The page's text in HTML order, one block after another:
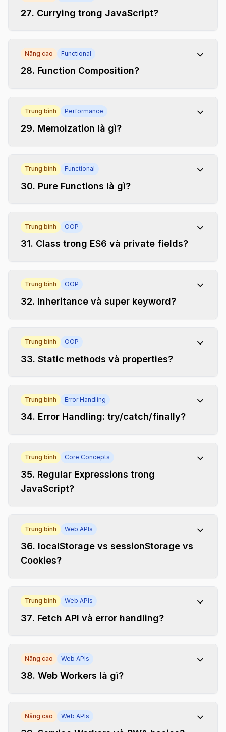
27. Currying trong JavaScript?
Nâng cao Functional
28. Function Composition?
Trung bình Performance
29. Memoization là gì?
Trung bình Functional
30. Pure Functions là gì?
Trung bình OOP
31. Class trong ES6 và private fields?
Trung bình OOP
32. Inheritance và super keyword?
Trung bình OOP
33. Static methods và properties?
Trung bình Error Handling
34. Error Handling: try/catch/finally?
Trung bình Core Concepts
35. Regular Expressions trong
JavaScript?
Trung bình Web APIs
36. localStorage vs sessionStorage vs
Cookies?
Trung bình Web APIs
37. Fetch API và error handling?
Nâng cao Web APIs
38. Web Workers là gì?
Nâng cao Web APIs